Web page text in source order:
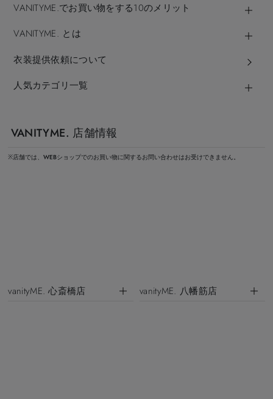
VANITYME.でお買い物をする10のメリット
VANITYME. とは
衣装提供依頼について
人気カテゴリ一覧
VANITYME. 店舗情報
※店舗では、WEBショップでのお買い物に関するお問い合わせはお受けできません。
vanityME. 心斎橋店 vanityME. 八幡筋店